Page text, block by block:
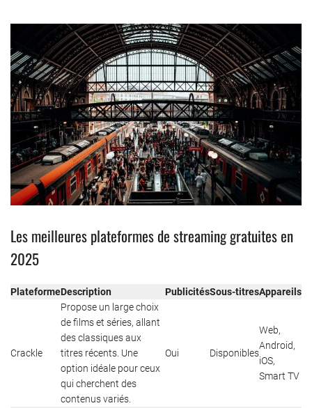
Les meilleures plateformes de streaming gratuites en
2025
PlateformeDescription PublicitésSous-titresAppareils
Crackle
Propose un large choix
de films et séries, allant
des classiques aux
titres récents. Une
option idéale pour ceux
qui cherchent des
contenus variés.
Oui Disponibles
Web,
Android,
iOS,
Smart TV